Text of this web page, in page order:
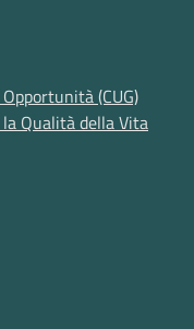
(CUG)
Qualità della Vita